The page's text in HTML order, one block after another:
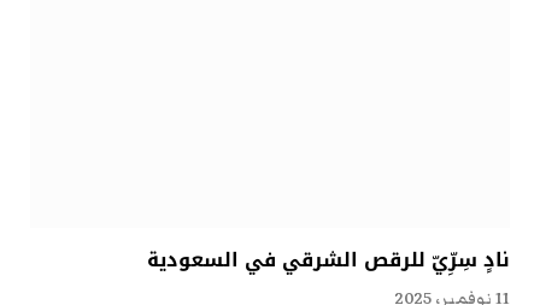
نادٍ سِرِّيّ للرقص الشرقي في السعودية
11 نوفمبر، 2025